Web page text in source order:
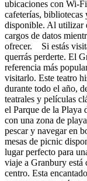
ubicaciones con Wi-
cafeterías,
disponible. Al utilizar
cargos de datos
ofrecer. Si estás
querrás perderte. El
referencia más
visitarlo. Este teatro
durante todo el año,
teatrales y películas
el Parque de la Playa
con una zona de
pescar y navegar en
mesas de picnic
lugar perfecto para
viaje a Granbury está
centro. Esta